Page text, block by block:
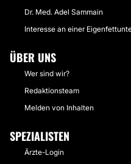
Dr. Med. Adel Sammain
Interesse an einer
ÜBER UNS
Wer sind wir?
Redaktionsteam
Melden von Inhalten
SPEZIALISTEN
Ärzte-Login